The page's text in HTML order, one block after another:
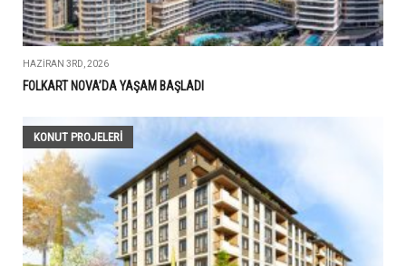
HAZIRAN 3RD, 2026
FOLKART NOVA’DA YAŞAM BAŞLADI
KONUT PROJELERI